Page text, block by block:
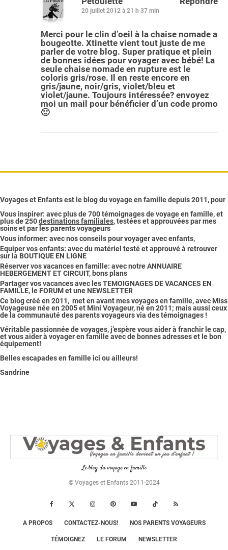
20 juillet 2012 à 21 h 37 min
Merci pour le clin d’oeil à la chaise nomade a
bougeotte. Xtinette vient tout juste de me
parler de votre blog. Super pratique et plein
de bonnes idées pour voyager avec bébé! La
seule chaise nomade en rupture est le
coloris gris/rose. Il en reste encore en
gris/jaune, noir/gris, violet/bleu et
violet/jaune. Toujours intéressée? envoyez
moi un mail pour bénéficier d’un code promo
🙂
Voyages et Enfants est le blog du voyage en familledepuis 2011, pour
Vous inspirer: avec plus de 700 témoignages devoyage en famille,et
plus de 250destinations familiales, testées et approuvées par mes
soins et par les parents voyageurs
Vous informer: avec nosconseils pour voyager avec enfants,
Equiper vos enfants: avec du matériel testé et approuvé à retrouver
sur la BOUTIQUE EN LIGNE
Réserver vos vacances en famille: avec notreANNUAIRE
HEBERGEMENT ET CIRCUIT, bons plans
Partager vos vacancesavec lesTEMOIGNAGES DE VACANCES EN
FAMILLE, le FORUMet une NEWSLETTER
Ce blog créé en 2011, met en avantmes voyages en famille,avec Miss
Voyageuse née en 2005 et Mini Voyageur, né en 2011; mais aussi ceux
de la communauté des parents voyageurs via des témoignages !
Véritable passionnée de voyages, j’espère vous aider à franchir le cap,
et vous aider à voyager en famille avec de bonnes adresses et le bon
équipement!
Belles escapades en famille ici ou ailleurs!
Sandrine
Le blog du voyage en famille
© Voyages et Enfants 2011-2024
A PROPOS CONTACTEZ-NOUS! NOS PARENTS VOYAGEURS
TÉMOIGNEZ LE FORUM NEWSLETTER